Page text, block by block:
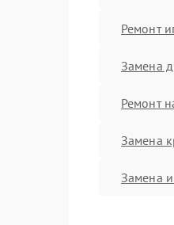
Ремонт
Замена
Ремонт
Замена
Замена